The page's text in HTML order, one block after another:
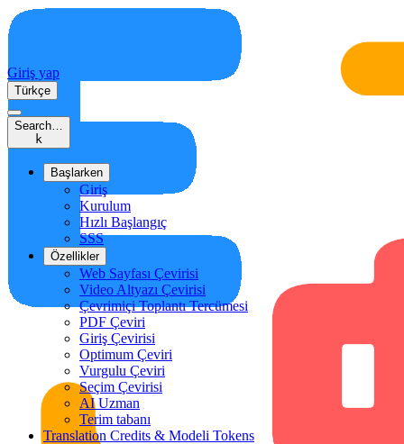
Giriş yap
Türkçe
Search…
k
Başlarken
Giriş
Kurulum
Hızlı Başlangıç
SSS
Özellikler
Web Sayfası Çevirisi
Video Altyazı Çevirisi
Çevrimiçi Toplantı Tercümesi
PDF Çeviri
Giriş Çevirisi
Optimum Çeviri
Vurgulu Çeviri
Seçim Çevirisi
AI Uzman
Terim tabanı
Translation Credits & Modeli Tokens